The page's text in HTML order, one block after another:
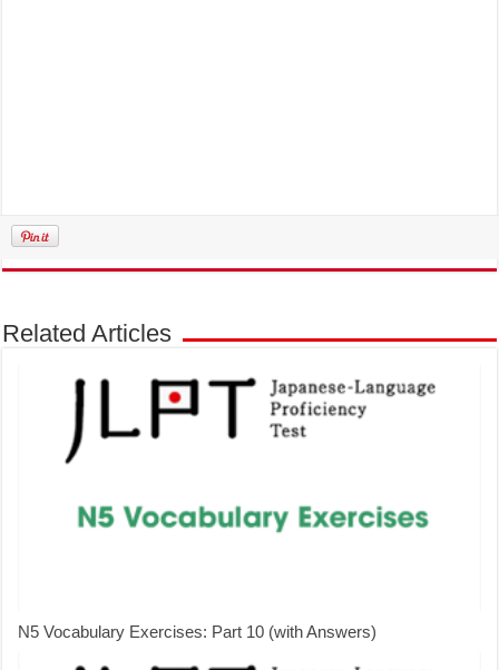
Related Articles
N5 Vocabulary Exercises: Part 10 (with Answers)